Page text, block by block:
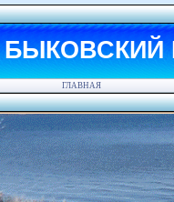
ГЛАВНАЯ